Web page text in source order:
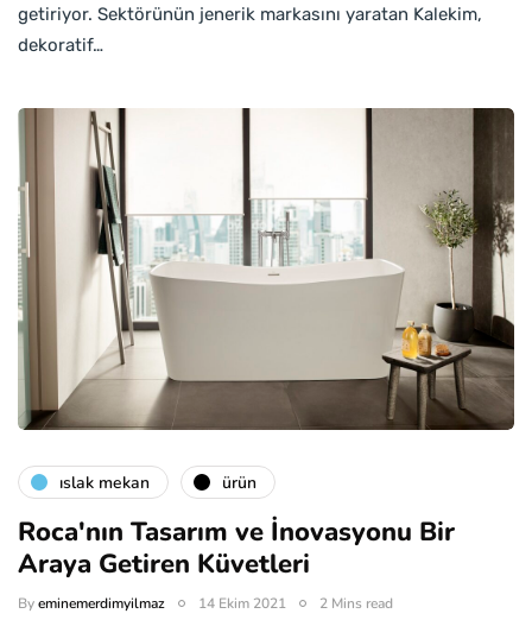
getiriyor. Sektörünün jenerik markasını yaratan Kalekim,
dekoratif…
islak mekan ürün
Roca'nın Tasarım ve İnovasyonu Bir
Araya Getiren Küvetleri
Byeminemerdimyilmaz 14 Ekim 2021 2 Mins read